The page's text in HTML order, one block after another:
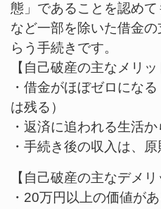
態」であることを認め
など一部を除いた借金
らう手続きです。
【自己破産の主なメリッ
・借金がほぼゼロにな
は残る）
・返済に追われる生活
・手続き後の収入は、
【自己破産の主なデメリ
・20万円以上の価値が